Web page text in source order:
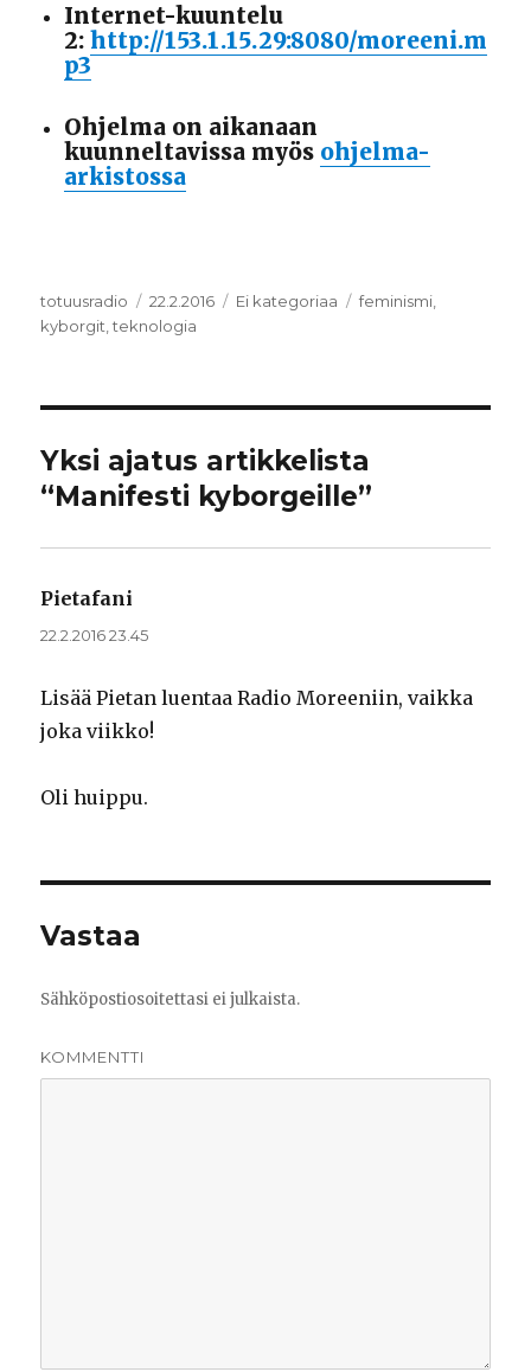
Internet-kuuntelu
2:http://153.1.15.29:8080/moreeni.m
p3
Ohjelma on aikanaan
kuunneltavissa myös ohjelma-
arkistossa
Kirjoittaja
totuusradio Julkaistu
22.2.2016 Kategoriat
Ei kategoriaa Avainsanat
feminismi
kyborgit ,teknologia
Yksi ajatus artikkelista
“Manifesti kyborgeille”
Pietafani
22.2.2016 23.45
Lisää Pietan luentaa Radio Moreeniin, vaikka
joka viikko!
Oli huippu.
Vastaa
Sähköpostiosoitettasi ei julkaista.
KOMMENTTI